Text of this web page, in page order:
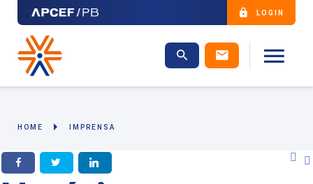
LOGIN
HOME IMPRENSA
Twitter LinkedIn